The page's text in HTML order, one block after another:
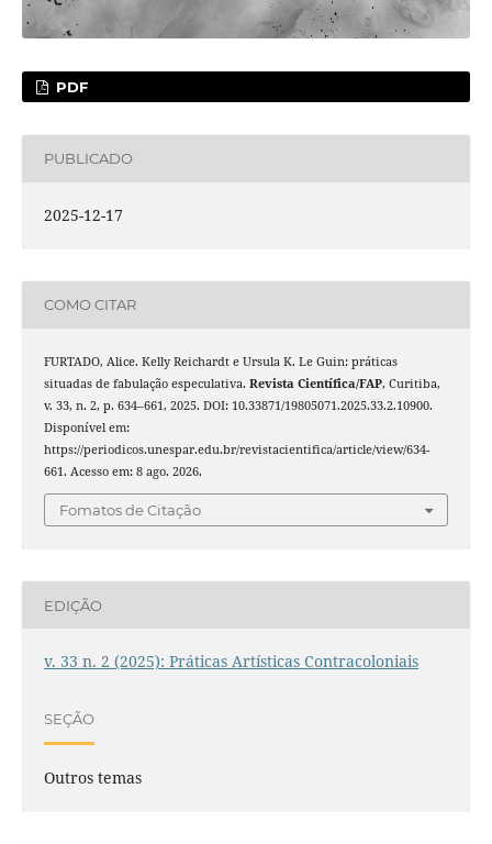
PDF
PUBLICADO
2025-12-17
COMO CITAR
FURTADO, Alice. Kelly Reichardt e Ursula K. Le Guin: práticas
situadas de fabulação especulativa. Revista Cientí­fica/FAP, Curitiba,
v. 33, n. 2, p. 634–661, 2025. DOI: 10.33871/19805071.2025.33.2.10900.
Disponível em:
https://periodicos.unespar.edu.br/revistacientifica/article/view/634-
661. Acesso em: 8 ago. 2026.
Fomatos de Citação
EDIÇÃO
v. 33 n. 2 (2025): Práticas Artísticas Contracoloniais
SEÇÃO
Outros temas